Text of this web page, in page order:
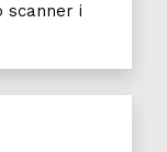
scanner i